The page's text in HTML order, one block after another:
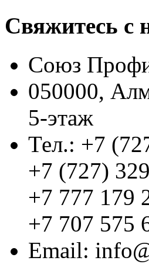
Свяжитесь с
Союз
050000,
5-этаж
Тел.: +7
+7 (727)
+7 777 179
+7 707 575
Email: